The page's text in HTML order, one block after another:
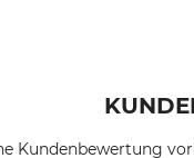
Kundenbewertung